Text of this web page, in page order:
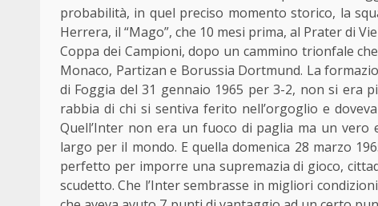
probabilità, in quel preciso momento storico, la
Herrera, il “Mago”, che 10 mesi prima, al Prater di
Coppa dei Campioni, dopo un cammino trionfale
Monaco, Partizan e Borussia Dortmund. La
di Foggia del 31 gennaio 1965 per 3-2, non si era
rabbia di chi si sentiva ferito nell’orgoglio e
Quell’Inter non era un fuoco di paglia ma un
largo per il mondo. E quella domenica 28 marzo
perfetto per imporre una supremazia di gioco,
scudetto. Che l’Inter sembrasse in migliori